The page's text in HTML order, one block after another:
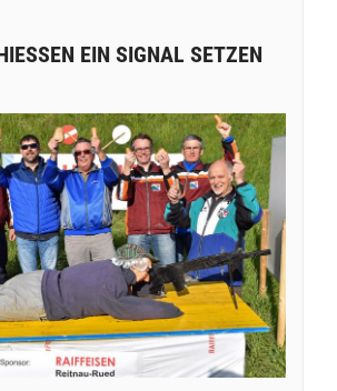
EIN SIGNAL SETZEN